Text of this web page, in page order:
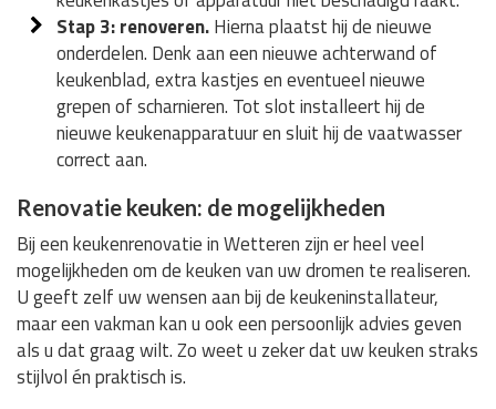
Stap 3: renoveren.Hierna plaatst hij de nieuwe
onderdelen. Denk aan een nieuwe achterwand of
keukenblad, extra kastjes en eventueel nieuwe
grepen of scharnieren. Tot slot installeert hij de
nieuwe keukenapparatuur en sluit hij de vaatwasser
correct aan.
Renovatie keuken: de mogelijkheden
Bij een keukenrenovatie in Wetteren zijn er heel veel
mogelijkheden om de keuken van uw dromen te realiseren.
U geeft zelf uw wensen aan bij de keukeninstallateur,
maar een vakman kan u ook een persoonlijk advies geven
als u dat graag wilt. Zo weet u zeker dat uw keuken straks
stijlvol én praktisch is.